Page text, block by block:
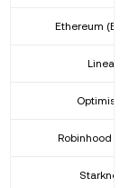
Ethereum
Linea
Optimism
Robinhood
Starknet